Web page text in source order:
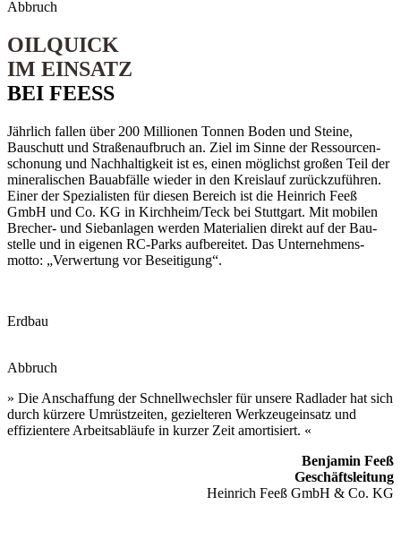
Abbruch
OILQUICK
IM EINSATZ
BEI FEESS
Jährlich fallen über 200 Millionen Tonnen Boden und Steine,
Bauschutt und Straßen­­aufbruch an. Ziel im Sinne der Ressourcen­­
schonung und Nach­­haltigkeit ist es, einen möglichst großen Teil der
mineralischen Bau­­abfälle wieder in den Kreis­­lauf zurück­­zuführen.
Einer der Spezialisten für diesen Bereich ist die Heinrich Feeß
GmbH und Co. KG in Kirchheim/Teck bei Stuttgart. Mit mobilen
Brecher- und Sieb­­anlagen werden Materialien direkt auf der Bau­­
stelle und in eigenen RC-Parks auf­­bereitet. Das Unternehmens­­
motto: „Verwertung vor Beseitigung“.
Erdbau
Abbruch
» Die Anschaffung der Schnell­wechsler für unsere Rad­lader hat sich
durch kürzere Umrüst­zeiten, gezielteren Werkzeug­­einsatz und
effizientere Arbeits­abläufe in kurzer Zeit amortisiert. «
Benjamin Feeß
Geschäftsleitung
Heinrich Feeß GmbH & Co. KG